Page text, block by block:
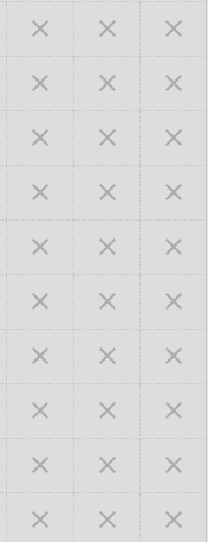
  
  
  
  
  
  
  
  
  
  